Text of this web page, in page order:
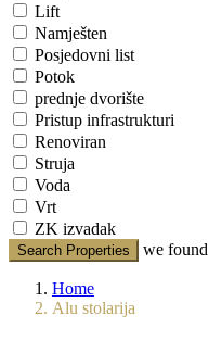
Lift
Namješten
Posjedovni list
Potok
prednje dvorište
Pristup infrastrukturi
Renoviran
Struja
Voda
Vrt
ZK izvadak
Search Properties we found
Home
Alu stolarija